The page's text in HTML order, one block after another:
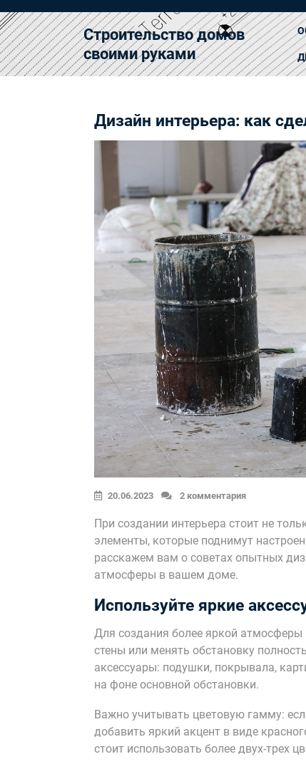
к
содержимому
Строительство домов
своими руками
Дизайн интерьера: как
20.06.2023 2 комментария
При создании интерьера стоит не
элементы, которые поднимут
расскажем вам о советах опытных
атмосферы в вашем доме.
Используйте яркие
Для создания более яркой
стены или менять обстановку
аксессуары: подушки, покрывала,
на фоне основной обстановки.
Важно учитывать цветовую гамму:
добавить яркий акцент в виде
стоит использовать более двух-трех